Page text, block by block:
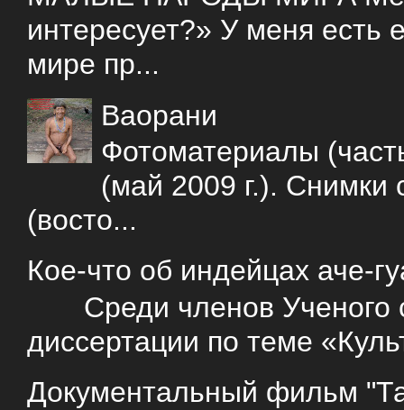
интересует?» У меня есть
мире пр...
Ваорани
Фотоматериалы
(май 2009 г.). Снимки
(восто...
Кое-что об индейцах аче-
Среди членов Ученого
диссертации по теме
Документальный фильм